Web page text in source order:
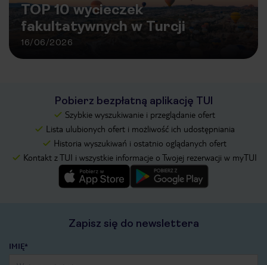
TOP 10 wycieczek
fakultatywnych w Turcji
16/06/2026
Pobierz bezpłatną aplikację TUI
Szybkie wyszukiwanie i przeglądanie ofert
Lista ulubionych ofert i możliwość ich udostępniania
Historia wyszukiwań i ostatnio oglądanych ofert
Kontakt z TUI i wszystkie informacje o Twojej rezerwacji w myTUI
Zapisz się do newslettera
IMIĘ*